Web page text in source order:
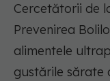
Cercetătorii de
Prevenirea
alimentele
gustările